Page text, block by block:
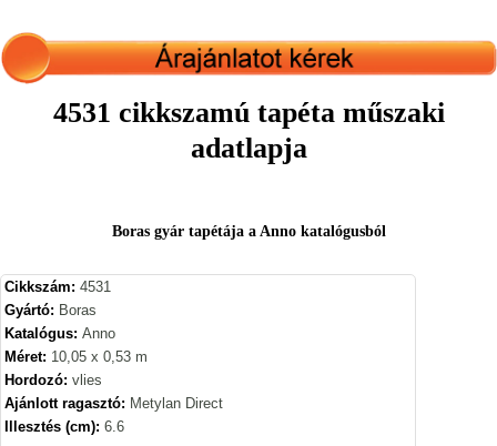
4531 cikkszamú tapéta műszaki
adatlapja
Boras gyár tapétája a Anno katalógusból
Cikkszám: 4531
Gyártó: Boras
Katalógus: Anno
Méret: 10,05 x 0,53 m
Hordozó: vlies
Ajánlott ragasztó: Metylan Direct
Illesztés (cm): 6.6